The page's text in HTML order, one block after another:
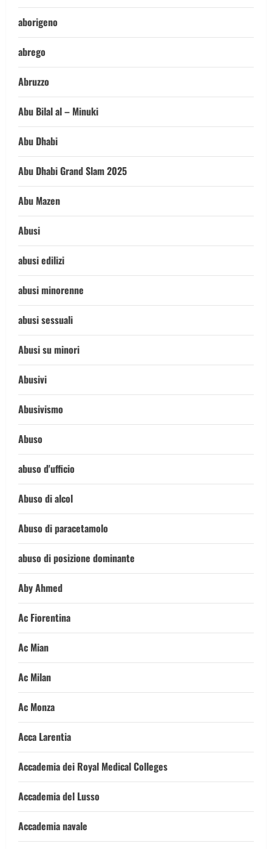
aborigeno
abrego
Abruzzo
Abu Bilal al – Minuki
Abu Dhabi
Abu Dhabi Grand Slam 2025
Abu Mazen
Abusi
abusi edilizi
abusi minorenne
abusi sessuali
Abusi su minori
Abusivi
Abusivismo
Abuso
abuso d'ufficio
Abuso di alcol
Abuso di paracetamolo
abuso di posizione dominante
Aby Ahmed
Ac Fiorentina
Ac Mian
Ac Milan
Ac Monza
Acca Larentia
Accademia dei Royal Medical Colleges
Accademia del Lusso
Accademia navale